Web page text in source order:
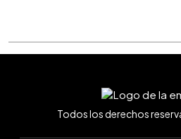
Todos los derechos